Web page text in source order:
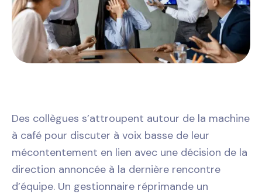
Des collègues s’attroupent autour de la machine
à café pour discuter à voix basse de leur
mécontentement en lien avec une décision de la
direction annoncée à la dernière rencontre
d’équipe. Un gestionnaire réprimande un